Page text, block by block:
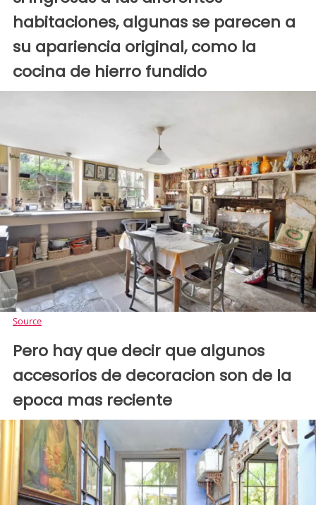
habitaciones, algunas se parecen a
su apariencia original, como la
cocina de hierro fundido
Source
Pero hay que decir que algunos
accesorios de decoracion son de la
epoca mas reciente